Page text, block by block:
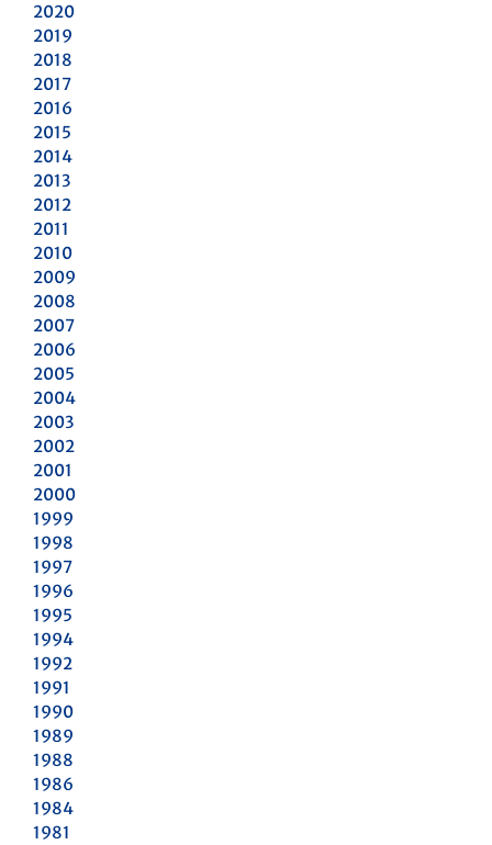
2020
2019
2018
2017
2016
2015
2014
2013
2012
2011
2010
2009
2008
2007
2006
2005
2004
2003
2002
2001
2000
1999
1998
1997
1996
1995
1994
1992
1991
1990
1989
1988
1986
1984
1981